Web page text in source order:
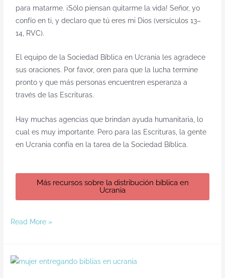
para matarme. ¡Sólo piensan quitarme la vida! Señor, yo
confío en ti, y declaro que tú eres mi Dios (versículos 13–
14, RVC).
El equipo de la Sociedad Bíblica en Ucrania les agradece
sus oraciones. Por favor, oren para que la lucha termine
pronto y que más personas encuentren esperanza a
través de las Escrituras.
Hay muchas agencias que brindan ayuda humanitaria, lo
cual es muy importante. Pero para las Escrituras, la gente
en Ucrania confía en la tarea de la Sociedad Bíblica.
Más recursos sobre la distribución bíblica en
Ucrania
Read More »
Iglesia